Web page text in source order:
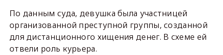
По данным суда, девушка была участницей
организованной преступной группы, созданной
для дистанционного хищения денег. В схеме ей
отвели роль курьера.